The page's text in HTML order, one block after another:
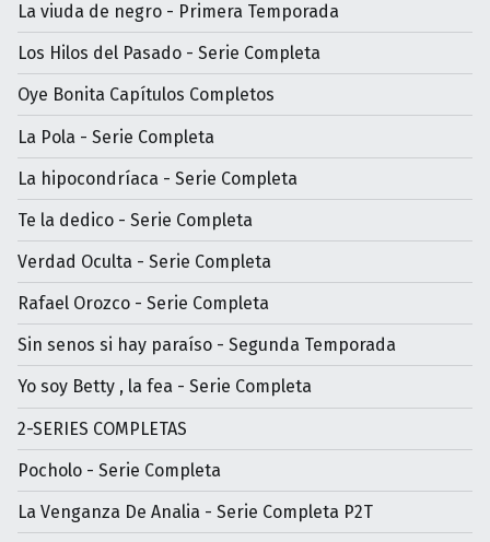
La viuda de negro - Primera Temporada
Los Hilos del Pasado - Serie Completa
Oye Bonita Capítulos Completos
La Pola - Serie Completa
La hipocondríaca - Serie Completa
Te la dedico - Serie Completa
Verdad Oculta - Serie Completa
Rafael Orozco - Serie Completa
Sin senos si hay paraíso - Segunda Temporada
Yo soy Betty , la fea - Serie Completa
2-SERIES COMPLETAS
Pocholo - Serie Completa
La Venganza De Analia - Serie Completa P2T